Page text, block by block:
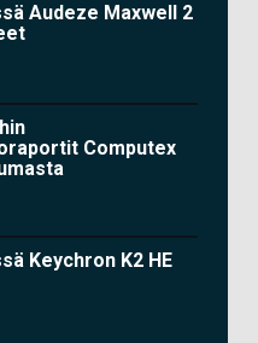
Audeze Maxwell 2
Computex
Keychron K2 HE